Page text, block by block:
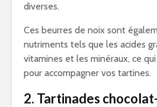
diverses.
Ces beurres de noix sont
nutriments tels que les acides
vitamines et les minéraux, ce
pour accompagner vos tartines.
2. Tartinades